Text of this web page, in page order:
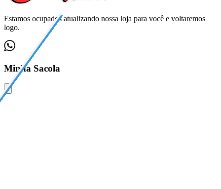
Estamos ocupados atualizando nossa loja para você e voltaremos
logo.
Minha Sacola